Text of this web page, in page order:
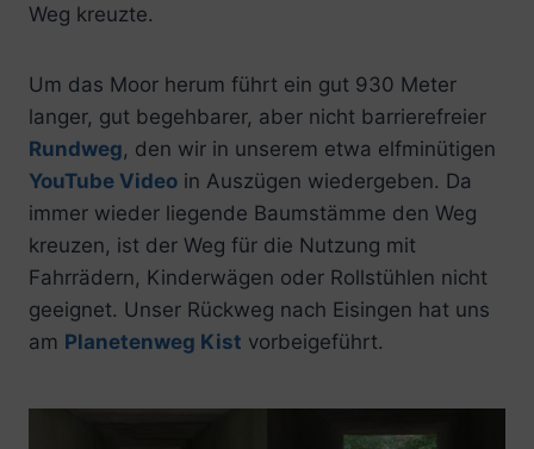
Weg kreuzte.
Um das Moor herum führt ein gut 930 Meter
langer, gut begehbarer, aber nicht barrierefreier
Rundweg, den wir in unserem etwa elfminütigen
YouTube Video in Auszügen wiedergeben. Da
immer wieder liegende Baumstämme den Weg
kreuzen, ist der Weg für die Nutzung mit
Fahrrädern, Kinderwägen oder Rollstühlen nicht
geeignet. Unser Rückweg nach Eisingen hat uns
am Planetenweg Kist vorbeigeführt.